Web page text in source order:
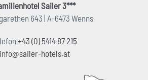
Sailer 3***
643 | A-6473 Wenns
+43 (0) 5414 87 215
info@sailer-hotels.at